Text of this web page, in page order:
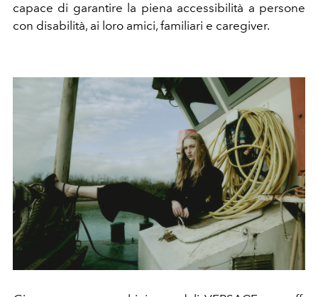
capace di garantire la piena accessibilità a persone
con disabilità, ai loro amici, familiari e caregiver.